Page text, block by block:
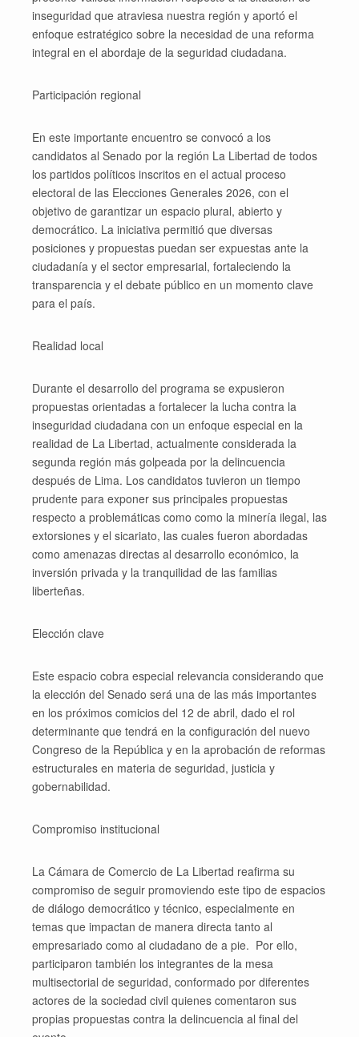
inseguridad que atraviesa nuestra región y aportó el
enfoque estratégico sobre la necesidad de una reforma
integral en el abordaje de la seguridad ciudadana.
Participación regional
En este importante encuentro se convocó a los
candidatos al Senado por la región La Libertad de todos
los partidos políticos inscritos en el actual proceso
electoral de las Elecciones Generales 2026, con el
objetivo de garantizar un espacio plural, abierto y
democrático. La iniciativa permitió que diversas
posiciones y propuestas puedan ser expuestas ante la
ciudadanía y el sector empresarial, fortaleciendo la
transparencia y el debate público en un momento clave
para el país.
Realidad local
Durante el desarrollo del programa se expusieron
propuestas orientadas a fortalecer la lucha contra la
inseguridad ciudadana con un enfoque especial en la
realidad de La Libertad, actualmente considerada la
segunda región más golpeada por la delincuencia
después de Lima. Los candidatos tuvieron un tiempo
prudente para exponer sus principales propuestas
respecto a problemáticas como como la minería ilegal, las
extorsiones y el sicariato, las cuales fueron abordadas
como amenazas directas al desarrollo económico, la
inversión privada y la tranquilidad de las familias
liberteñas.
Elección clave
Este espacio cobra especial relevancia considerando que
la elección del Senado será una de las más importantes
en los próximos comicios del 12 de abril, dado el rol
determinante que tendrá en la configuración del nuevo
Congreso de la República y en la aprobación de reformas
estructurales en materia de seguridad, justicia y
gobernabilidad.
Compromiso institucional
La Cámara de Comercio de La Libertad reafirma su
compromiso de seguir promoviendo este tipo de espacios
de diálogo democrático y técnico, especialmente en
temas que impactan de manera directa tanto al
empresariado como al ciudadano de a pie. Por ello,
participaron también los integrantes de la mesa
multisectorial de seguridad, conformado por diferentes
actores de la sociedad civil quienes comentaron sus
propias propuestas contra la delincuencia al final del